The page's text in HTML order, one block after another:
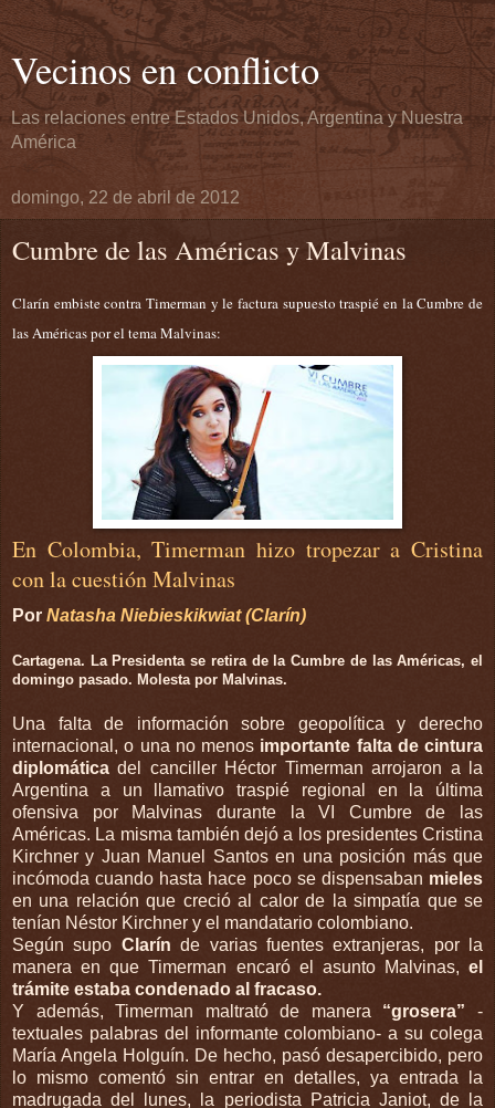
Vecinos en conflicto
Las relaciones entre Estados Unidos, Argentina y Nuestra
América
domingo, 22 de abril de 2012
Cumbre de las Américas y Malvinas
Clarín embiste contra Timerman y le factura supuesto traspié en la Cumbre de
las Américas por el tema Malvinas:
En Colombia, Timerman hizo tropezar a Cristina
con la cuestión Malvinas
Por Natasha Niebieskikwiat (Clarín)
Cartagena. La Presidenta se retira de la Cumbre de las Américas, el
domingo pasado. Molesta por Malvinas.
Una falta de información sobre geopolítica y derecho
internacional, o una no menos importante falta de cintura
diplomática del canciller Héctor Timerman arrojaron a la
Argentina a un llamativo traspié regional en la última
ofensiva por Malvinas durante la VI Cumbre de las
Américas. La misma también dejó a los presidentes Cristina
Kirchner y Juan Manuel Santos en una posición más que
incómoda cuando hasta hace poco se dispensaban mieles
en una relación que creció al calor de la simpatía que se
tenían Néstor Kirchner y el mandatario colombiano.
Según supo Clarín de varias fuentes extranjeras, por la
manera en que Timerman encaró el asunto Malvinas, el
trámite estaba condenado al fracaso.
Y además, Timerman maltrató de manera “grosera” -
textuales palabras del informante colombiano- a su colega
María Angela Holguín. De hecho, pasó desapercibido, pero
lo mismo comentó sin entrar en detalles, ya entrada la
madrugada del lunes, la periodista Patricia Janiot, de la